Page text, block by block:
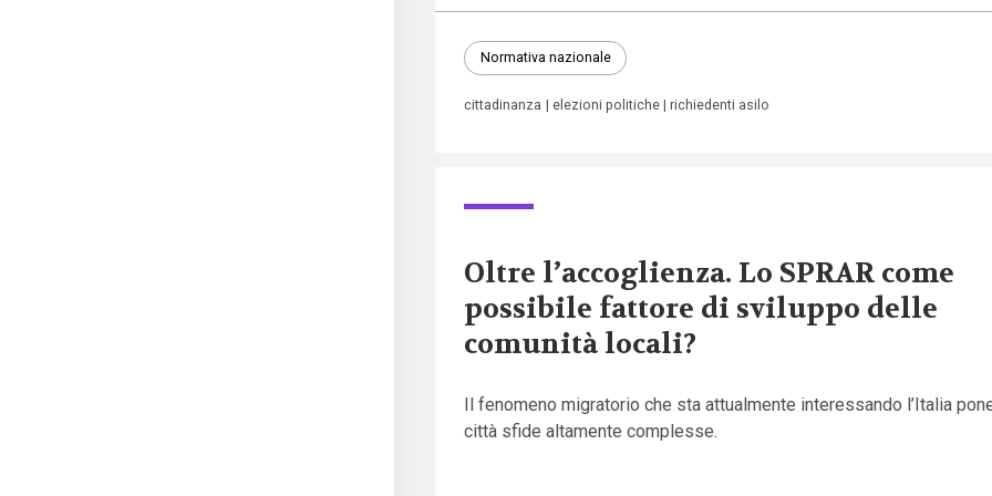
Normativa nazionale
cittadinanza elezioni politiche richiedenti asilo
Oltre l’accoglienza. Lo SPRAR come
possibile fattore di sviluppo delle
comunità locali?
Il fenomeno migratorio che sta attualmente interessando l’Italia
città sfide altamente complesse.